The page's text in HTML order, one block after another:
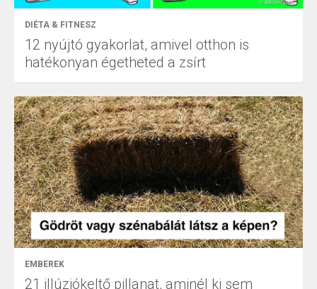
DIÉTA & FITNESZ
12 nyújtó gyakorlat, amivel otthon is
hatékonyan égetheted a zsírt
EMBEREK
21 illúziókeltő pillanat, aminél ki sem